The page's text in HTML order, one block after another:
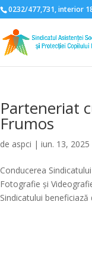
0232/477,731, interior
Parteneriat
Frumos
de aspci |iun. 13, 2025
Conducerea
Fotografie și
Sindicatului beneficiază